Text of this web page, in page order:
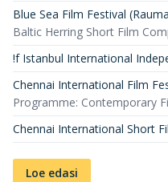
Blue Sea Film Festival
Baltic Herring Short Film
!f Istanbul International
Chennai International Film
Programme: Contemporary
Chennai International Short
Loe edasi